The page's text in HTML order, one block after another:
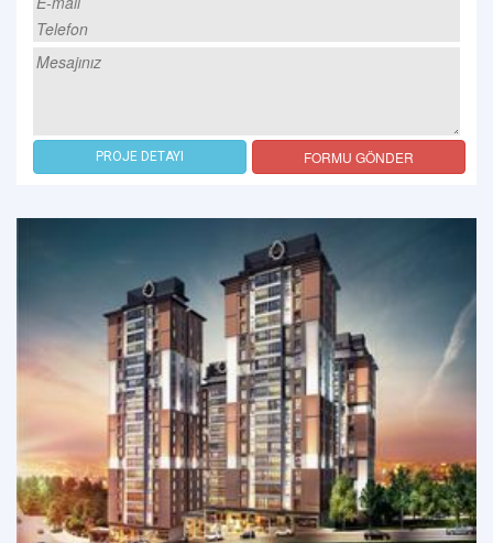
PROJE DETAYI FORMU GÖNDER